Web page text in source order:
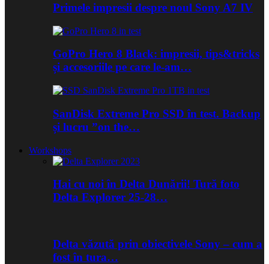
Primele impresii despre noul Sony A7 IV
GoPro Hero 8 Black: impresii, tips&tricks
și accesoriile pe care le-am…
SanDisk Extreme Pro SSD în test. Backup
și lucru ”on the…
Workshops
Hai cu noi în Delta Dunării! Tură foto
Delta Explorer 25-28…
Delta văzută prin obiectivele Sony – cum a
fost în tura…